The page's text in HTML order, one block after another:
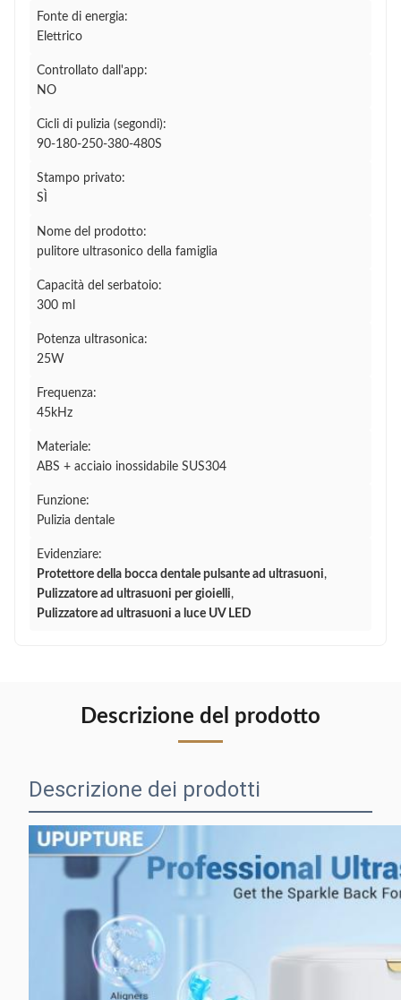
Fonte di energia:
Elettrico
Controllato dall'app:
NO
Cicli di pulizia (segondi):
90-180-250-380-480S
Stampo privato:
SÌ
Nome del prodotto:
pulitore ultrasonico della famiglia
Capacità del serbatoio:
300 ml
Potenza ultrasonica:
25W
Frequenza:
45kHz
Materiale:
ABS + acciaio inossidabile SUS304
Funzione:
Pulizia dentale
Evidenziare:
Protettore della bocca dentale pulsante ad ultrasuoni,
Pulizzatore ad ultrasuoni per gioielli,
Pulizzatore ad ultrasuoni a luce UV LED
Descrizione del prodotto
Descrizione dei prodotti